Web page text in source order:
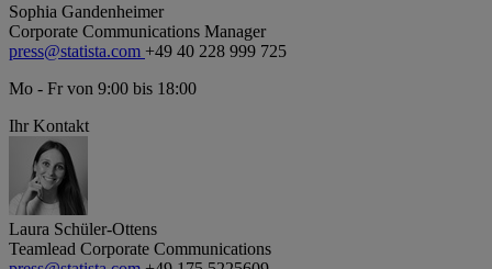
Sophia Gandenheimer
Corporate Communications Manager
press@statista.com +49 40 228 999 725
Mo - Fr von 9:00 bis 18:00
Ihr Kontakt
Laura Schüler-Ottens
Teamlead Corporate Communications